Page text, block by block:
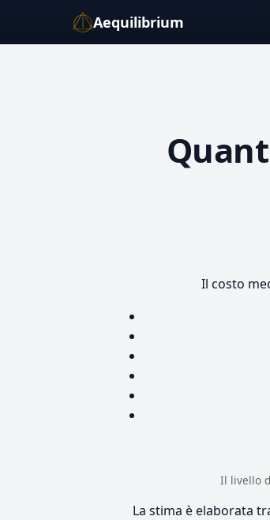
Aequilibrium
Il costo
Il livello
La stima è elaborata